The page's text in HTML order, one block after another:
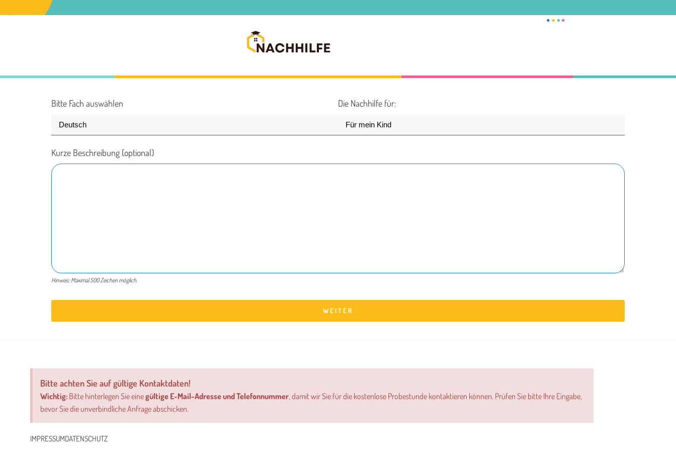
Bitte Fach auswählen Die Nachhilfe für:
Kurze Beschreibung (optional)
Hinweis: Maximal 500 Zeichen möglich.
WEITER
Bitte achten Sie auf gültige Kontaktdaten!
Wichtig: Bitte hinterlegen Sie einegültige E-Mail-Adresse und Telefonnummer, damit wir Sie für die kostenlose Probestunde kontaktieren können. Prüfen Sie bitte Ihre Eingabe,
bevor Sie die unverbindliche Anfrage abschicken.
IMPRESSUMDATENSCHUTZ